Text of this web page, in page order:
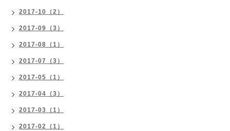
2017-10（2）
2017-09（3）
2017-08（1）
2017-07（3）
2017-05（1）
2017-04（3）
2017-03（1）
2017-02（1）